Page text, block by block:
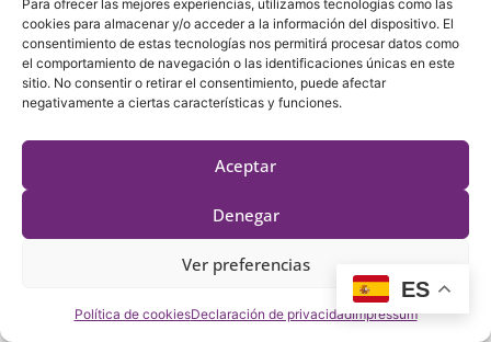
Para ofrecer las mejores experiencias, utilizamos tecnologías como las
cookies para almacenar y/o acceder a la información del dispositivo. El
consentimiento de estas tecnologías nos permitirá procesar datos como
el comportamiento de navegación o las identificaciones únicas en este
sitio. No consentir o retirar el consentimiento, puede afectar
negativamente a ciertas características y funciones.
Aceptar
Denegar
Ver preferencias
Política de cookiesDeclaración de privacidadImpressum
INICIOHINCHABLESATRACCIONESGRAND PRIX
ANIMACIONESGALERÍACATÁLOGOCONTACTO
ES